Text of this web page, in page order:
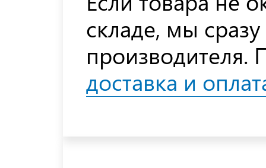
складе, мы
производителя.
доставка и